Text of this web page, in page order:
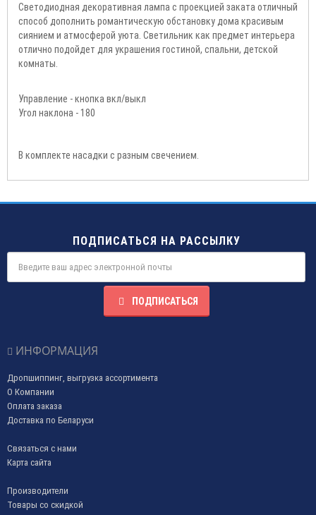
Светодиодная декоративная лампа с проекцией заката отличный
способ дополнить романтическую обстановку дома красивым
сиянием и атмосферой уюта. Светильник как предмет интерьера
отлично подойдет для украшения гостиной, спальни, детской
комнаты.
Управление - кнопка вкл/выкл
Угол наклона - 180
В комплекте насадки с разным свечением.
ПОДПИСАТЬСЯ НА РАССЫЛКУ
ПОДПИСАТЬСЯ
ИНФОРМАЦИЯ
Дропшиппинг, выгрузка ассортимента
О Компании
Оплата заказа
Доставка по Беларуси
Связаться с нами
Карта сайта
Производители
Товары со скидкой